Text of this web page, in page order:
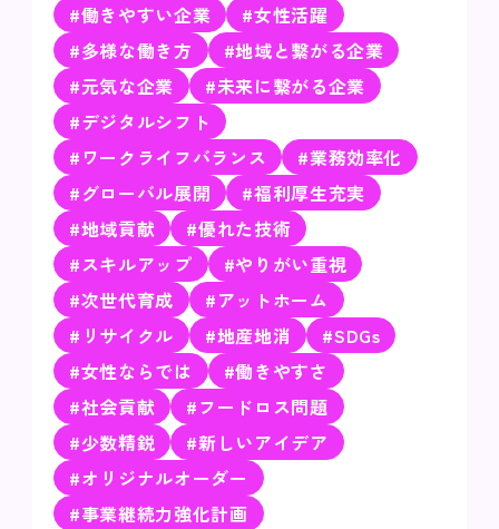
#働きやすい企業
#女性活躍
#多様な働き方
#地域と繋がる企業
#元気な企業
#未来に繋がる企業
#デジタルシフト
#ワークライフバランス
#業務効率化
#グローバル展開
#福利厚生充実
#地域貢献
#優れた技術
#スキルアップ
#やりがい重視
#次世代育成
#アットホーム
#リサイクル
#地産地消
#SDGs
#女性ならでは
#働きやすさ
#社会貢献
#フードロス問題
#少数精鋭
#新しいアイデア
#オリジナルオーダー
#事業継続力強化計画